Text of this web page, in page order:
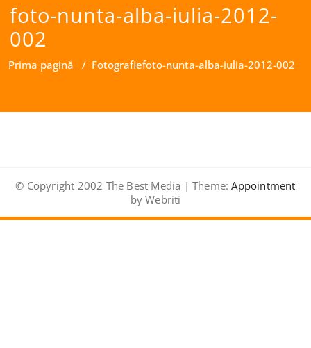
foto-nunta-alba-iulia-2012-
002
Prima pagină / Fotografiefoto-nunta-alba-iulia-2012-002
© Copyright 2002 The Best Media | Theme: Appointment
by Webriti